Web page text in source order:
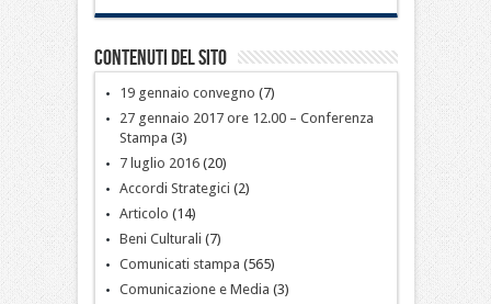
Contenuti del sito
19 gennaio convegno (7)
27 gennaio 2017 ore 12.00 – Conferenza
Stampa (3)
7 luglio 2016(20)
Accordi Strategici (2)
Articolo (14)
Beni Culturali (7)
Comunicati stampa (565)
Comunicazione e Media (3)